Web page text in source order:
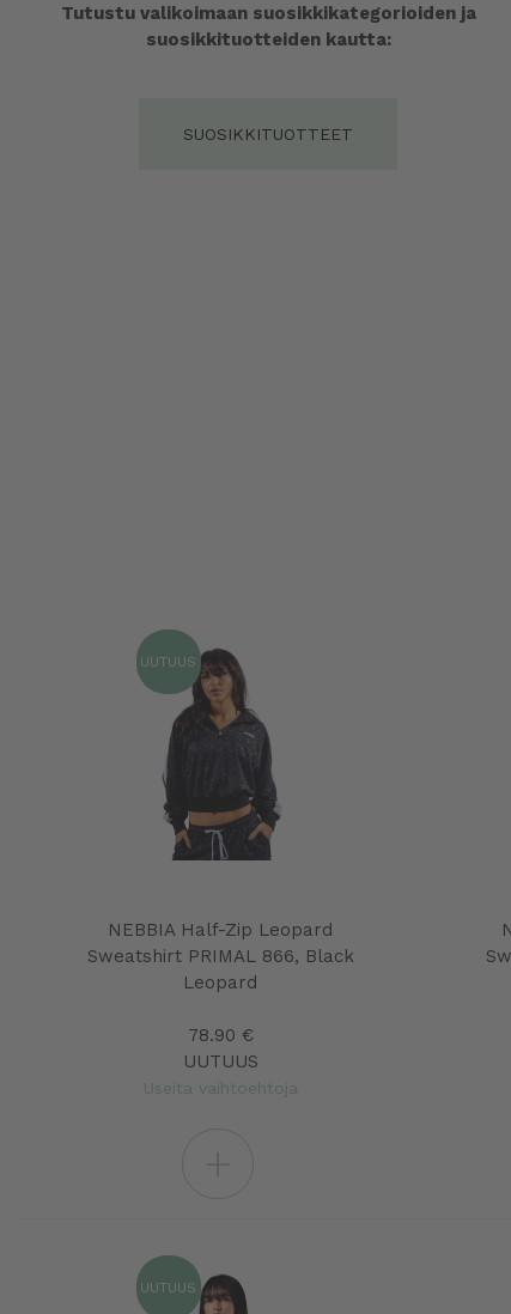
Tutustu valikoimaan suosikkikategorioiden ja
suosikkituotteiden kautta:
SUOSIKKITUOTTEET
NEBBIA Half-Zip Leopard
Sweatshirt PRIMAL 866, Black
Leopard
78.90 €
UUTUUS
Useita vaihtoehtoja
UUTUUS
UUTUUS